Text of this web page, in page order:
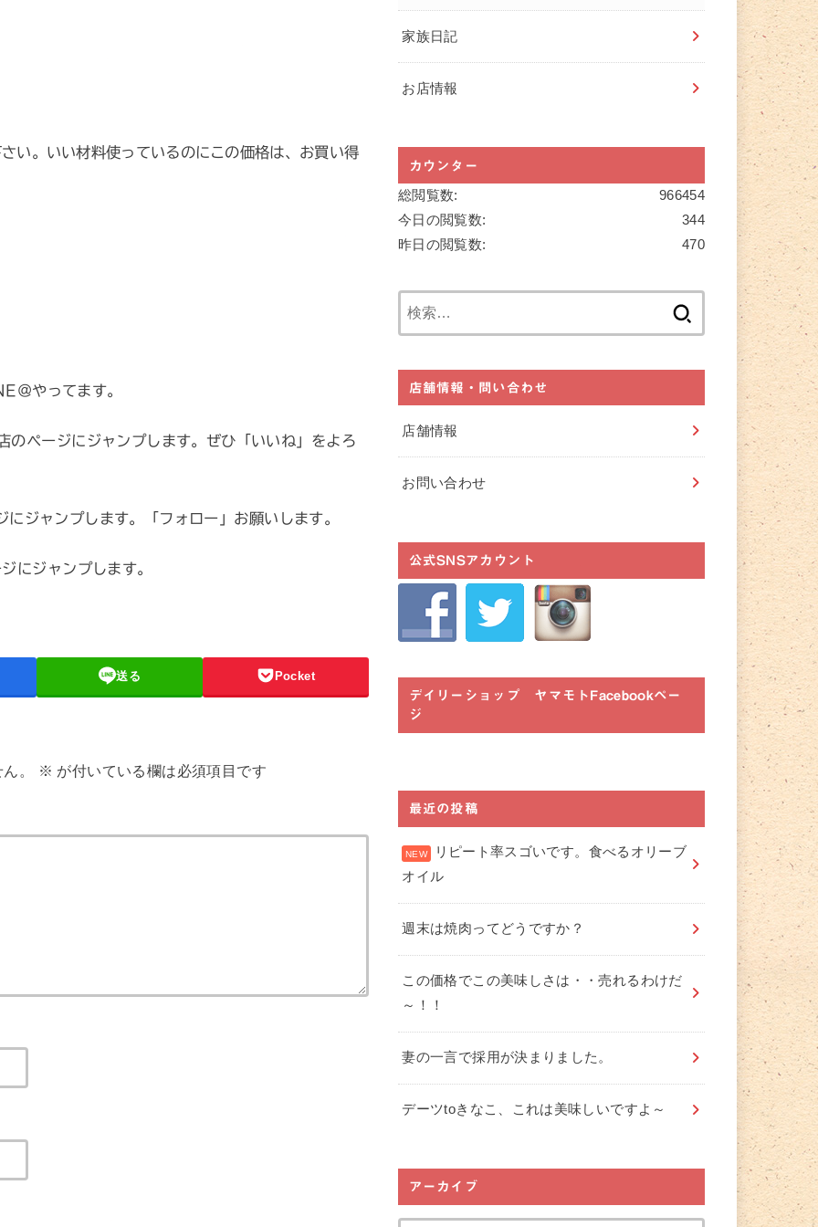
い。いい材料使っているのにこの価格は、お買い得
やってます。
ページにジャンプします。ぜひ「いいね」をよろ
ャンプします。「フォロー」お願いします。
ジャンプします。
送る Pocket
。 ※ が付いている欄は必須項目です
家族日記
お店情報
カウンター
966454
総閲覧数:
344
今日の閲覧数:
470
昨日の閲覧数:
店舗情報・問い合わせ
店舗情報
お問い合わせ
公式SNSアカウント
デイリーショップ ヤマモトFacebookペー
ジ
最近の投稿
リピート率スゴいです。食べるオリーブ
オイル
週末は焼肉ってどうですか？
この価格でこの美味しさは・・売れるわけだ
～！！
妻の一言で採用が決まりました。
デーツtoきなこ、これは美味しいですよ～
アーカイブ